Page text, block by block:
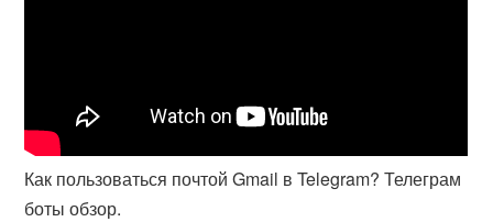
Как пользоваться почтой Gmail в Telegram? Телеграм
боты обзор.